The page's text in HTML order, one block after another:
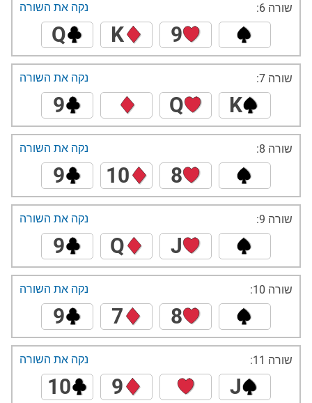
שורה 6:
9
K
Q
נקה את השורה
שורה 7:
K
Q
9
נקה את השורה
שורה 8:
8
10
9
נקה את השורה
שורה 9:
J
Q
9
נקה את השורה
שורה 10:
8
7
9
נקה את השורה
שורה 11:
J
9
10
נקה את השורה